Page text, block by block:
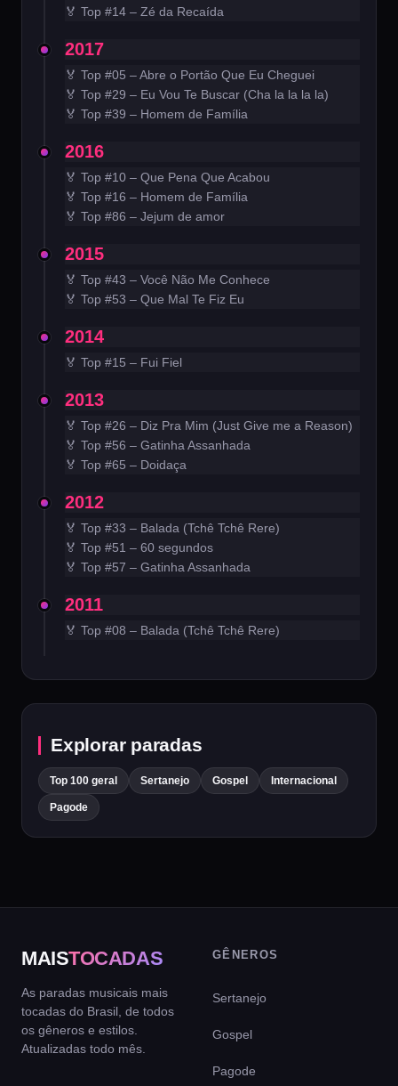
🏅 Top #14 – Zé da Recaída
2017
🏅 Top #05 – Abre o Portão Que Eu Cheguei
🏅 Top #29 – Eu Vou Te Buscar (Cha la la la la)
🏅 Top #39 – Homem de Família
2016
🏅 Top #10 – Que Pena Que Acabou
🏅 Top #16 – Homem de Família
🏅 Top #86 – Jejum de amor
2015
🏅 Top #43 – Você Não Me Conhece
🏅 Top #53 – Que Mal Te Fiz Eu
2014
🏅 Top #15 – Fui Fiel
2013
🏅 Top #26 – Diz Pra Mim (Just Give me a Reason)
🏅 Top #56 – Gatinha Assanhada
🏅 Top #65 – Doidaça
2012
🏅 Top #33 – Balada (Tchê Tchê Rere)
🏅 Top #51 – 60 segundos
🏅 Top #57 – Gatinha Assanhada
2011
🏅 Top #08 – Balada (Tchê Tchê Rere)
Explorar paradas
Top 100 geral Sertanejo Gospel Internacional
Pagode
MAISTOCADAS
As paradas musicais mais
tocadas do Brasil, de todos
os gêneros e estilos.
Atualizadas todo mês.
GÊNEROS
Sertanejo
Gospel
Pagode